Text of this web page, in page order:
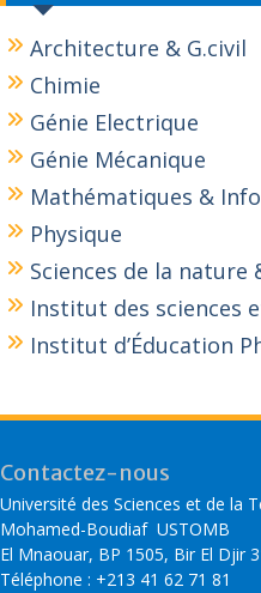
Architecture & G.civil
Chimie
Génie Electrique
Génie Mécanique
Mathématiques &
Physique
Sciences de la nature
Institut des sciences
Institut d’Éducation
Contactez-nous
Université des Sciences et de la
Mohamed-Boudiaf USTOMB
El Mnaouar, BP 1505, Bir El Djir
Téléphone : +213 41 62 71 81